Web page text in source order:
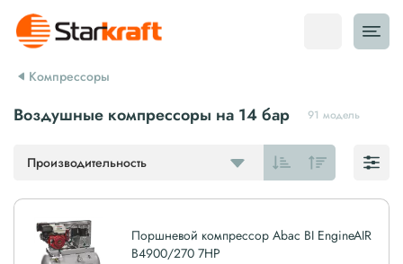
Компрессоры
Воздушные компрессоры на 14 бар 91 модель
Производительность
Поршневой компрессор Abac BI EngineAIR
B4900/270 7HP